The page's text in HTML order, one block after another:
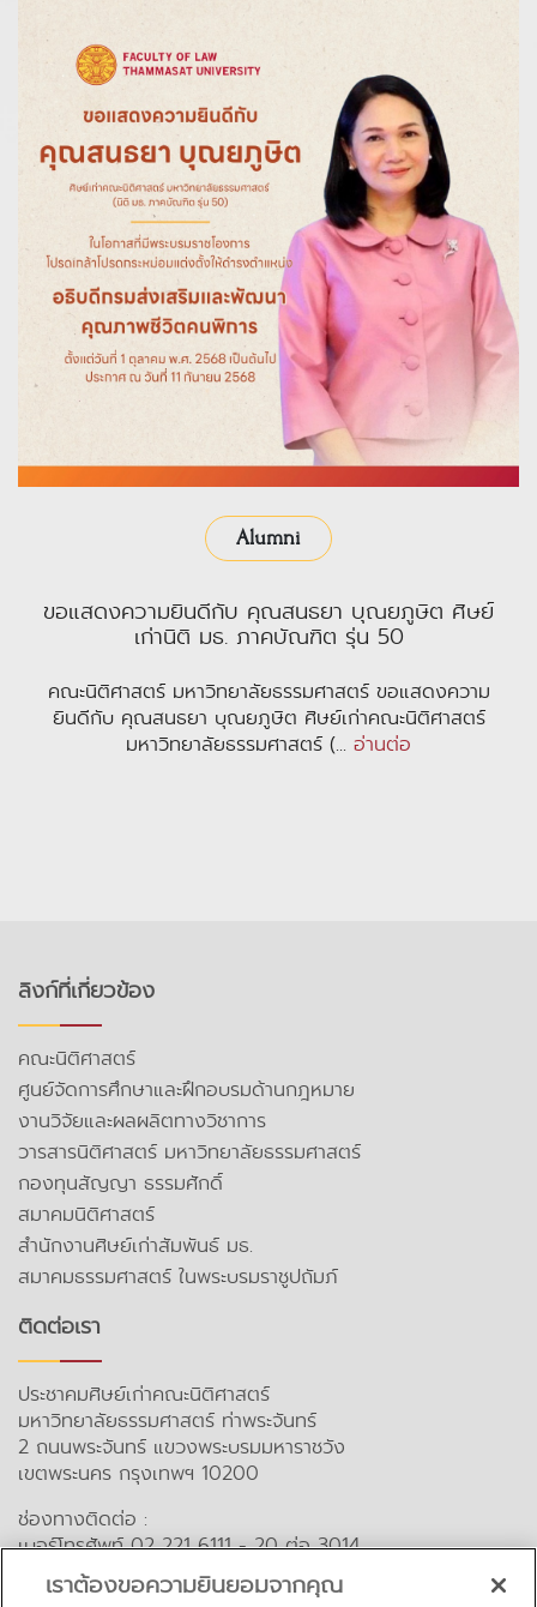
Alumni
ขอแสดงความยินดีกับ คุณสนธยา บุณยภูษิต ศิษย์
เก่านิติ มธ. ภาคบัณฑิต รุ่น 50
คณะนิติศาสตร์ มหาวิทยาลัยธรรมศาสตร์ ขอแสดงความ
ยินดีกับ คุณสนธยา บุณยภูษิต ศิษย์เก่าคณะนิติศาสตร์
มหาวิทยาลัยธรรมศาสตร์ (... อ่านต่อ
ลิงก์ที่เกี่ยวข้อง
คณะนิติศาสตร์
ศูนย์จัดการศึกษาและฝึกอบรมด้านกฎหมาย
งานวิจัยและผลผลิตทางวิชาการ
วารสารนิติศาสตร์ มหาวิทยาลัยธรรมศาสตร์
กองทุนสัญญา ธรรมศักดิ์
สมาคมนิติศาสตร์
สำนักงานศิษย์เก่าสัมพันธ์ มธ.
สมาคมธรรมศาสตร์ ในพระบรมราชูปถัมภ์
ติดต่อเรา
ประชาคมศิษย์เก่าคณะนิติศาสตร์
มหาวิทยาลัยธรรมศาสตร์ ท่าพระจันทร์
2 ถนนพระจันทร์ แขวงพระบรมมหาราชวัง
เขตพระนคร กรุงเทพฯ 10200
ช่องทางติดต่อ :
เบอร์โทรศัพท์ 02 221 6111 - 20 ต่อ 3014
อีเมล : lawalumni@tu.ac.th
เราต้องขอความยินยอมจากคุณ